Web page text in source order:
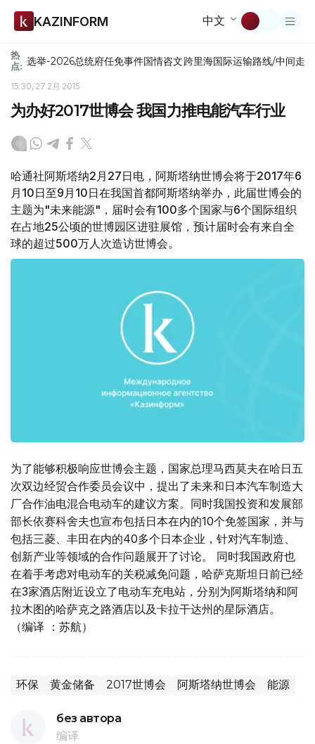
KAZINFORM 中文
热
点: 选举-2026总统府任免事件国情咨文跨里海国际运输路线/中间走廊
15:30, 27 2月 2015
为办好2017世博会 我国力推电能汽车行业
哈通社阿斯塔纳2月27日电，阿斯塔纳世博会将于2017年6
月10日至9月10日在我国首都阿斯塔纳举办，此届世博会的
主题为"未来能源"，届时会有100多个国家与6个国际组织
在占地25公顷的世博园区进驻展馆，预计届时会有来自全
球的超过500万人次造访世博会。
为了能够积极响应世博会主题，国家总理马西莫夫在哈日五
次双边经贸合作委员会议中，提出了未来和日本汽车制造大
厂合作油电混合电动车的建议方案。同时我国投资和发展部
部长依赛科舍夫也宣布包括日本在内的10个免签国家，并与
包括三菱、丰田在内的40多个日本企业，针对汽车制造、
创新产业等领域的合作问题展开了讨论。 同时我国政府也
在着手考虑对电动车的关税减免问题，哈萨克斯坦日前已经
在3家酒店附近设立了电动车充电站，分别为阿斯塔纳和阿
拉木图的哈萨克之路酒店以及卡拉干达州的星际酒店。
（编译 ：苏航）
环保 黄金储备 2017世博会 阿斯塔纳世博会 能源
без автора
编译